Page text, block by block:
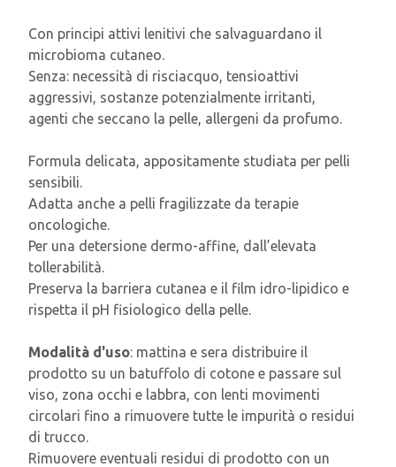
Con principi attivi lenitivi che salvaguardano il
microbioma cutaneo.
Senza: necessità di risciacquo, tensioattivi
aggressivi, sostanze potenzialmente irritanti,
agenti che seccano la pelle, allergeni da profumo.
Formula delicata, appositamente studiata per pelli
sensibili.
Adatta anche a pelli fragilizzate da terapie
oncologiche.
Per una detersione dermo-affine, dall’elevata
tollerabilità.
Preserva la barriera cutanea e il film idro-lipidico e
rispetta il pH fisiologico della pelle.
Modalità d'uso: mattina e sera distribuire il
prodotto su un batuffolo di cotone e passare sul
viso, zona occhi e labbra, con lenti movimenti
circolari fino a rimuovere tutte le impurità o residui
di trucco.
Rimuovere eventuali residui di prodotto con un